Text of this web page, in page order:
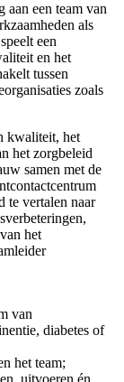
een team van
als
een
en het
tussen
zoals
kwaliteit, het
het zorgbeleid
samen met de
te vertalen naar
het
van
diabetes of
het team;
uitvoeren én